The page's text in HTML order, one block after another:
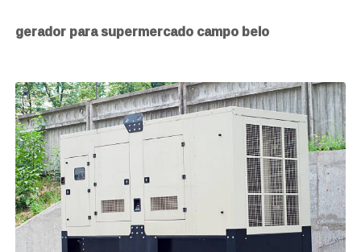
gerador para supermercado campo belo